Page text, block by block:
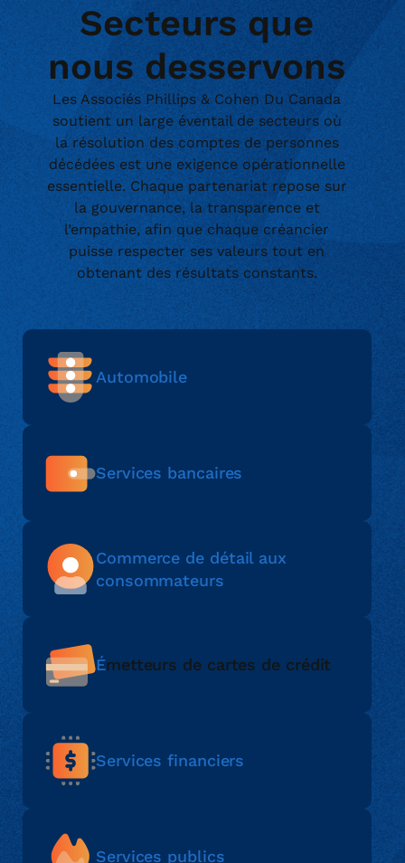
Secteurs que
nous desservons
Les Associés Phillips & Cohen Du Canada
soutient un large éventail de secteurs où
la résolution des comptes de personnes
décédées est une exigence opérationnelle
essentielle. Chaque partenariat repose sur
la gouvernance, la transparence et
l’empathie, afin que chaque créancier
puisse respecter ses valeurs tout en
obtenant des résultats constants.
Automobile
Services bancaires
Commerce de détail aux
consommateurs
Émetteurs de cartes de crédit
Services financiers
Services publics